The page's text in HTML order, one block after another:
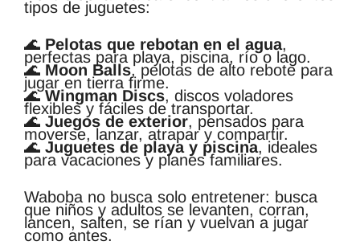
tipos de juguetes:
🌊 Pelotas que rebotan en el agua,
perfectas para playa, piscina, río o lago.
🌊 Moon Balls, pelotas de alto rebote para
jugar en tierra firme.
🌊Wingman Discs, discos voladores
flexibles y fáciles de transportar.
🌊 Juegos de exterior, pensados para
moverse, lanzar, atrapar y compartir.
🌊 Juguetes de playa y piscina, ideales
para vacaciones y planes familiares.
Waboba no busca solo entretener: busca
que niños y adultos se levanten, corran,
lancen, salten, se rían y vuelvan a jugar
como antes.